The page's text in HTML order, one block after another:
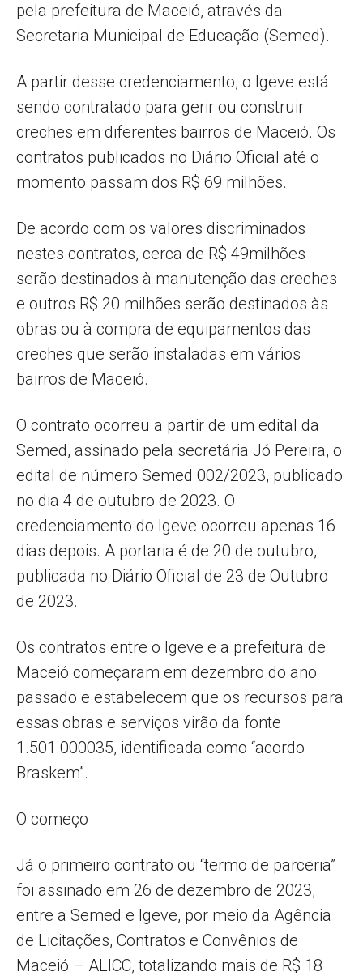
pela prefeitura de Maceió, através da
Secretaria Municipal de Educação (Semed).
A partir desse credenciamento, o Igeve está
sendo contratado para gerir ou construir
creches em diferentes bairros de Maceió. Os
contratos publicados no Diário Oficial até o
momento passam dos R$ 69 milhões.
De acordo com os valores discriminados
nestes contratos, cerca de R$ 49milhões
serão destinados à manutenção das creches
e outros R$ 20 milhões serão destinados às
obras ou à compra de equipamentos das
creches que serão instaladas em vários
bairros de Maceió.
O contrato ocorreu a partir de um edital da
Semed, assinado pela secretária Jó Pereira, o
edital de número Semed 002/2023, publicado
no dia 4 de outubro de 2023. O
credenciamento do Igeve ocorreu apenas 16
dias depois. A portaria é de 20 de outubro,
publicada no Diário Oficial de 23 de Outubro
de 2023.
Os contratos entre o Igeve e a prefeitura de
Maceió começaram em dezembro do ano
passado e estabelecem que os recursos para
essas obras e serviços virão da fonte
1.501.000035, identificada como “acordo
Braskem”.
O começo
Já o primeiro contrato ou “termo de parceria”
foi assinado em 26 de dezembro de 2023,
entre a Semed e Igeve, por meio da Agência
de Licitações, Contratos e Convênios de
Maceió – ALICC, totalizando mais de R$ 18